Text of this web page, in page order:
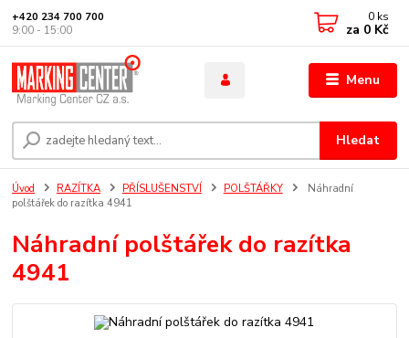
Menu
Hledat
+420 234 700 700
9:00 - 15:00
0 ks
za 0 Kč
Úvod RAZÍTKA PŘÍSLUŠENSTVÍ POLŠTÁŘKY
Náhradní
polštářek do razítka 4941
Náhradní polštářek do razítka
4941